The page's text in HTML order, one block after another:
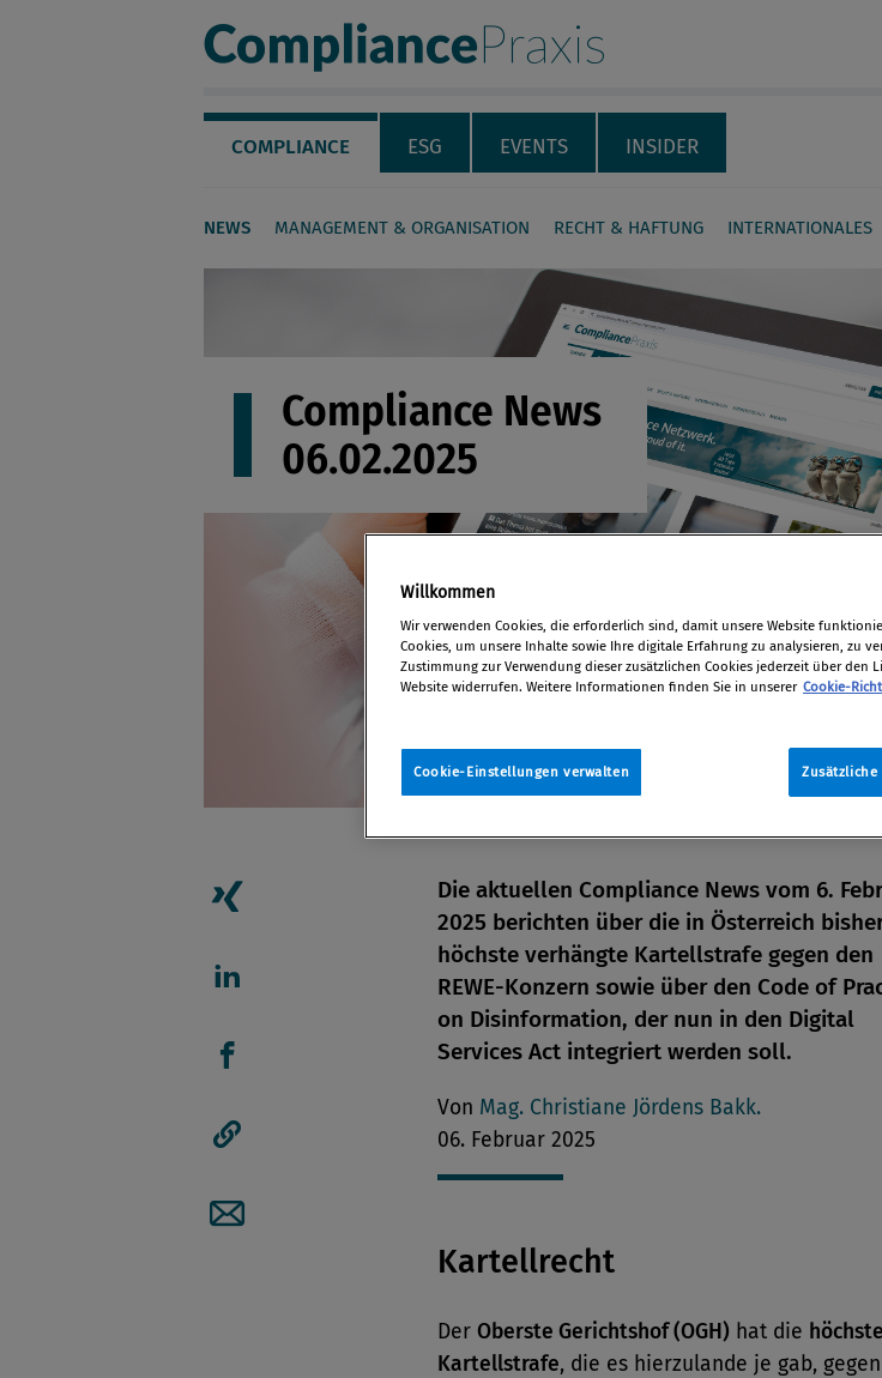
Compliance Praxis
Servicenavigation
Navigation
COMPLIANCE ESG EVENTS INSIDER
NEWS MANAGEMENT & ORGANISATION RECHT & HAFTUNG INTERNATIONALES
Compliance News
06.02.2025
Artikel auf Xing teilen
Artikel auf linkedIn teilen
Artikel auf Facebook teilen
Artikellink kopieren
Artikel per Mail teilen
Die aktuellen Compliance News vom 6.
2025 berichten über die in Österreich
höchste verhängte Kartellstrafe gegen den
REWE-Konzern sowie über den Code of
on Disinformation, der nun in den Digital
Services Act integriert werden soll.
Von Mag. Christiane Jördens Bakk.
06. Februar 2025
Kartellrecht
Der Oberste Gerichtshof (OGH) hat die höchste
Kartellstrafe, die es hierzulande je gab,
Willkommen
Wir verwenden Cookies, die erforderlich sind, damit unsere Website
Cookies, um unsere Inhalte sowie Ihre digitale Erfahrung zu analysieren, zu
Zustimmung zur Verwendung dieser zusätzlichen Cookies jederzeit über den
Website widerrufen. Weitere Informationen finden Sie in unserer Cookie-
Zusätzliche
Cookie-Einstellungen verwalten